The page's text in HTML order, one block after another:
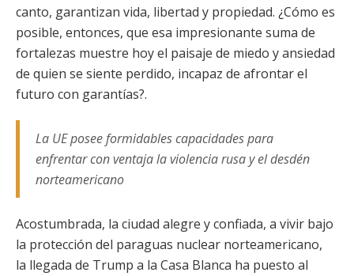
canto, garantizan vida, libertad y propiedad. ¿Cómo es
posible, entonces, que esa impresionante suma de
fortalezas muestre hoy el paisaje de miedo y ansiedad
de quien se siente perdido, incapaz de afrontar el
futuro con garantías?.
La UE posee formidables capacidades para
enfrentar con ventaja la violencia rusa y el desdén
norteamericano
Acostumbrada, la ciudad alegre y confiada, a vivir bajo
la protección del paraguas nuclear norteamericano,
la llegada de Trump a la Casa Blanca ha puesto al